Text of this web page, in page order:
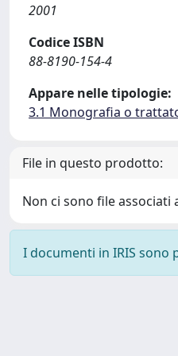
2001
Codice ISBN
88-8190-154-4
Appare nelle tipologie:
3.1 Monografia o
File in questo prodotto:
Non ci sono file
I documenti in IRIS